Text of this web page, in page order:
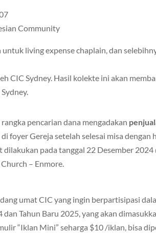
Community
untuk living expense chaplain, dan
CIC Sydney. Hasil kolekte ini akan
pencarian dana mengadakan
foyer Gereja setelah selesai misa dengan
dilakukan pada tanggal 22 Desember 2024
– Enmore.
umat CIC yang ingin berpartisipasi
Tahun Baru 2025, yang akan
“Iklan Mini” seharga $10 /iklan, bisa